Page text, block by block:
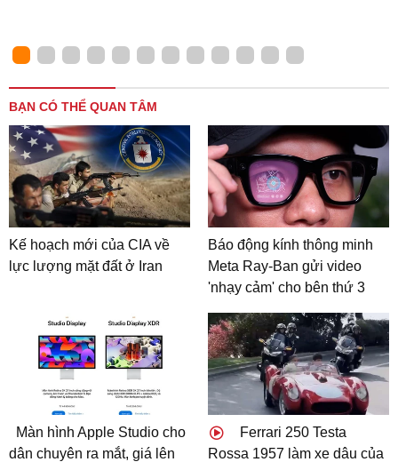
BẠN CÓ THỂ QUAN TÂM
Kế hoạch mới của CIA về
lực lượng mặt đất ở Iran
Báo động kính thông minh
Meta Ray-Ban gửi video
'nhạy cảm' cho bên thứ 3
Màn hình Apple Studio cho
dân chuyên ra mắt, giá lên
Ferrari 250 Testa
Rossa 1957 làm xe dâu của